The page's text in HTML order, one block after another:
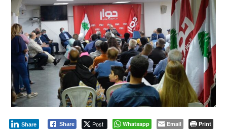
Share Post
Share Whatsapp Email Print